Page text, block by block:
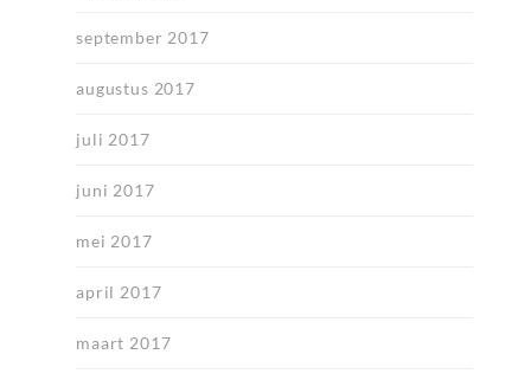
september 2017
augustus 2017
juli 2017
juni 2017
mei 2017
april 2017
maart 2017